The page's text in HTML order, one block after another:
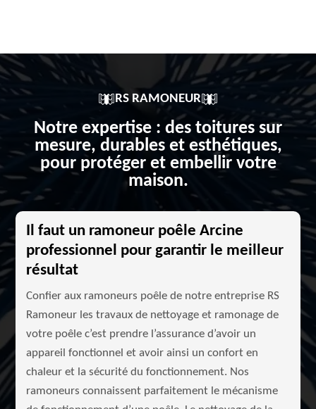
RS RAMONEUR
Notre expertise : des toitures sur
mesure, durables et esthétiques,
pour protéger et embellir votre
maison.
Il faut un ramoneur poêle Arcine
professionnel pour garantir le meilleur
résultat
Confier aux ramoneurs poêle de notre entreprise RS
Ramoneur les travaux de nettoyage et ramonage de
votre poêle c’est prendre l’assurance d’avoir un
appareil fonctionnel et avoir ainsi un confort en
chaleur et la sécurité du fonctionnement. Nos
ramoneurs connaissent parfaitement le mécanisme